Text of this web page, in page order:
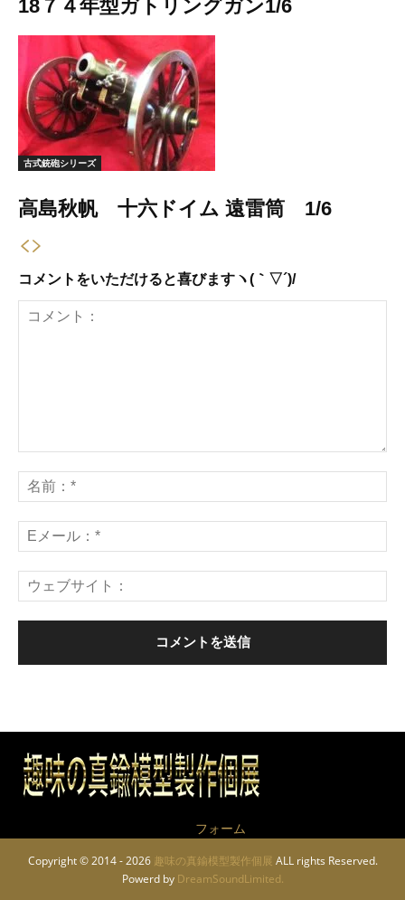
18７４年型ガトリングガン1/6
古式銃砲シリーズ
高島秋帆 十六ドイム 遠雷筒 1/6
コメントをいただけると喜びますヽ(｀▽´)/
フォーム
Copyright © 2014 - 2026 趣味の真鍮模型製作個展 ALL rights Reserved.
Powerd by DreamSoundLimited.